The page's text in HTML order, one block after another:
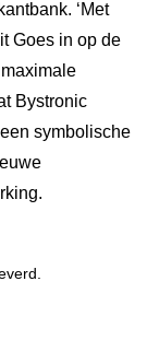
‘Met
Goes in op de
Bystronic
symbolische